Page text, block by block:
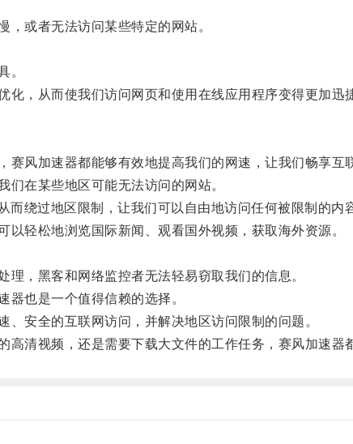
或者无法访问某些特定的网站。
。
，从而使我们访问网页和使用在线应用程序变得更加迅
风加速器都能够有效地提高我们的网速，让我们畅享互
在某些地区可能无法访问的网站。
绕过地区限制，让我们可以自由地访问任何被限制的内
轻松地浏览国际新闻、观看国外视频，获取海外资源。
，黑客和网络监控者无法轻易窃取我们的信息。
也是一个值得信赖的选择。
安全的互联网访问，并解决地区访问限制的问题。
清视频，还是需要下载大文件的工作任务，赛风加速器